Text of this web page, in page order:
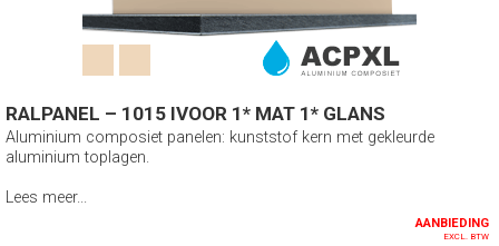
RALPANEL – 1015 IVOOR 1* MAT 1* GLANS
Aluminium composiet panelen: kunststof kern met gekleurde
aluminium toplagen.
Lees meer...
AANBIEDING
EXCL. BTW